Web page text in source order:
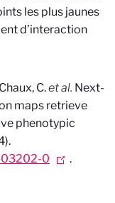
les plus jaunes
d’interaction
C.et al. Next-
maps retrieve
phenotypic
03202-0
.